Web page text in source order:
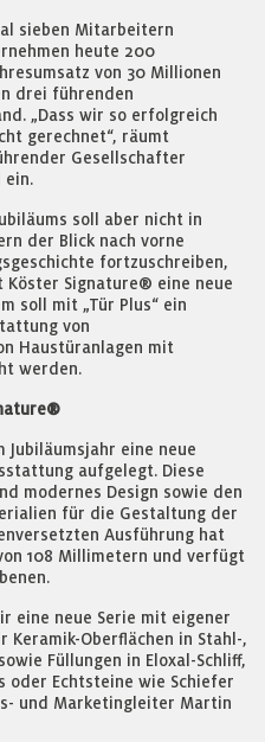
sieben Mitarbeitern
heute 200
von 30 Millionen
drei führenden
„Dass wir so erfolgreich
gerechnet“, räumt
Gesellschafter
ein.
soll aber nicht in
der Blick nach vorne
fortzuschreiben,
Köster Signature® eine neue
soll mit „Tür Plus“ ein
von
Haustüranlagen mit
werden.
eine neue
aufgelegt. Diese
modernes Design sowie den
für die Gestaltung der
Ausführung hat
108 Millimetern und verfügt
eine neue Serie mit eigener
Keramik-Oberflächen in Stahl-,
Füllungen in Eloxal-Schliff,
oder Echtsteine wie Schiefer
und Marketingleiter Martin